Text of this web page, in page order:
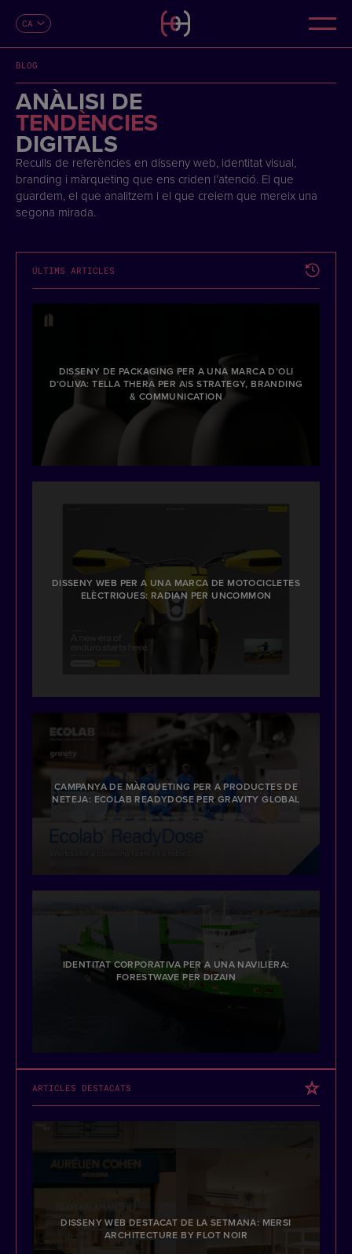
CA
FR
DE
IT
PT
CONTACTE
BLOG
ANÀLISI DE
TENDÈNCIES
DIGITALS
Reculls de referències en disseny web, identitat visual,
branding i màrqueting que ens criden l’atenció. El que
guardem, el que analitzem i el que creiem que mereix una
segona mirada.
ÚLTIMS ARTICLES
DISSENY DE PACKAGING PER A UNA MARCA D’OLI
D’OLIVA: TELLA THERA PER A|S STRATEGY, BRANDING
& COMMUNICATION
DISSENY WEB PER A UNA MARCA DE MOTOCICLETES
ELÈCTRIQUES: RADIAN PER UNCOMMON
CAMPANYA DE MÀRQUETING PER A PRODUCTES DE
NETEJA: ECOLAB READYDOSE PER GRAVITY GLOBAL
IDENTITAT CORPORATIVA PER A UNA NAVILIERA:
FORESTWAVE PER DIZAIN
ARTICLES DESTACATS
DISSENY WEB DESTACAT DE LA SETMANA: MERSI
ARCHITECTURE BY FLOT NOIR